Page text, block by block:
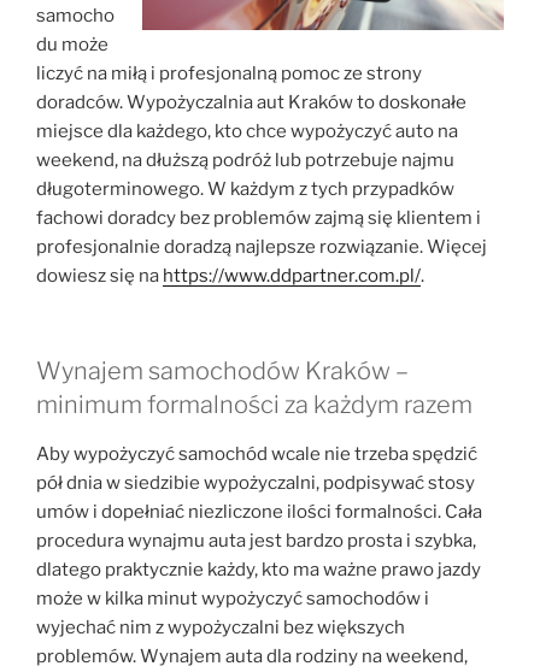
samocho
du może
liczyć na miłą i profesjonalną pomoc ze strony
doradców. Wypożyczalnia aut Kraków to doskonałe
miejsce dla każdego, kto chce wypożyczyć auto na
weekend, na dłuższą podróż lub potrzebuje najmu
długoterminowego. W każdym z tych przypadków
fachowi doradcy bez problemów zajmą się klientem i
profesjonalnie doradzą najlepsze rozwiązanie. Więcej
dowiesz się na https://www.ddpartner.com.pl/.
Wynajem samochodów Kraków –
minimum formalności za każdym razem
Aby wypożyczyć samochód wcale nie trzeba spędzić
pół dnia w siedzibie wypożyczalni, podpisywać stosy
umów i dopełniać niezliczone ilości formalności. Cała
procedura wynajmu auta jest bardzo prosta i szybka,
dlatego praktycznie każdy, kto ma ważne prawo jazdy
może w kilka minut wypożyczyć samochodów i
wyjechać nim z wypożyczalni bez większych
problemów. Wynajem auta dla rodziny na weekend,